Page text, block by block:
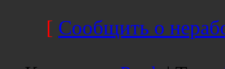
[ Сообщить о